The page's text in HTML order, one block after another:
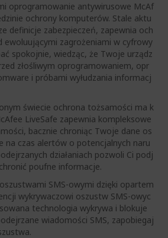
oprogramowanie antywirusowe McAf
ochrony komputerów. Stale aktu
definicje zabezpieczeń, zapewnia och
ewoluującymi zagrożeniami w cyfrowy
spokojnie, wiedząc, że Twoje urządz
złośliwym oprogramowaniem, opr
i próbami wyłudzania informacj
świecie ochrona tożsamości ma k
LiveSafe zapewnia kompleksowe
bacznie chroniąc Twoje dane os
na czas alertów o potencjalnych naru
działaniach pozwoli Ci podj
poufne informacje.
SMS-owymi dzięki opartem
wykrywaczowi oszustw SMS-owyc
technologia wykrywa i blokuje
wiadomości SMS, zapobiegaj